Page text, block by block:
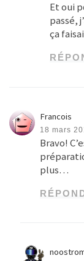
Et oui
passé,
ça
Francois
18 mars
Bravo!
plus…